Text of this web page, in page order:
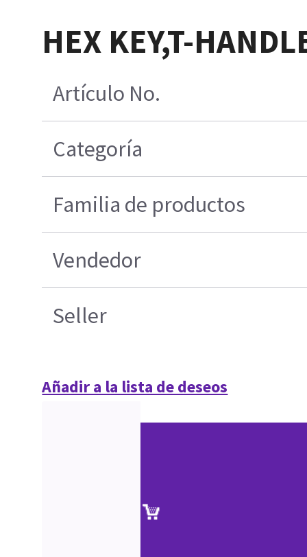
HEX KEY,T-
Artículo No.
Categoría
Familia de productos
Vendedor
Seller
Añadir a la lista de deseos